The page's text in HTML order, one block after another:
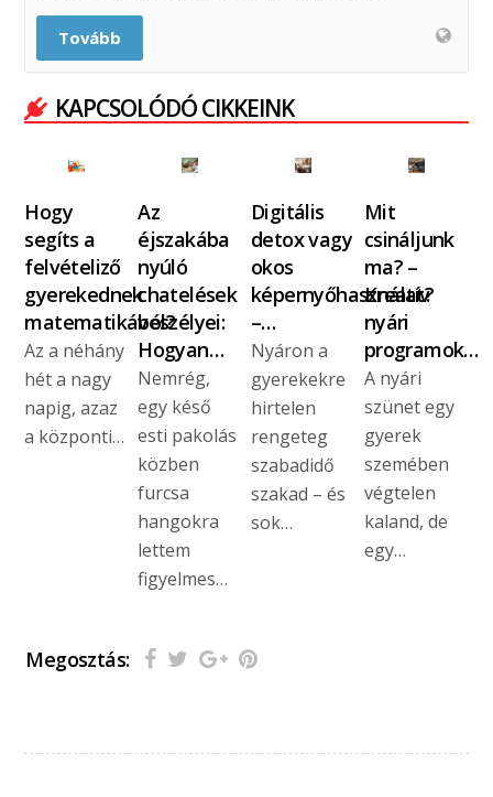
Tovább
KAPCSOLÓDÓ CIKKEINK
Hogy
segíts a
felvételiző
gyerekednek
matematikából?
Az a néhány
hét a nagy
napig, azaz
a központi…
Az
éjszakába
nyúló
chatelések
veszélyei:
Hogyan…
Nemrég,
egy késő
esti pakolás
közben
furcsa
hangokra
lettem
figyelmes…
Digitális
detox vagy
okos
képernyőhasználat?
–…
Nyáron a
gyerekekre
hirtelen
rengeteg
szabadidő
szakad – és
sok…
Mit
csináljunk
ma? –
Kreatív
nyári
programok…
A nyári
szünet egy
gyerek
szemében
végtelen
kaland, de
egy…
Megosztás: